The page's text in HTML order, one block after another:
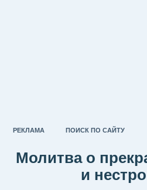
РЕКЛАМА ПОИСК ПО САЙТУ
Молитва о
и